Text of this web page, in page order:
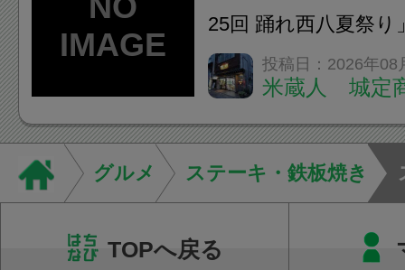
ン・CT・MRIなどの
25回 踊れ西八夏祭
てくる！ 伝統の【阿
情熱の【よさこいソ
結！数多くの団体が
店街を舞台に最高の
投稿日：2026年08
米蔵人 城定
グルメ ステーキ・鉄板焼き
TOPへ戻る